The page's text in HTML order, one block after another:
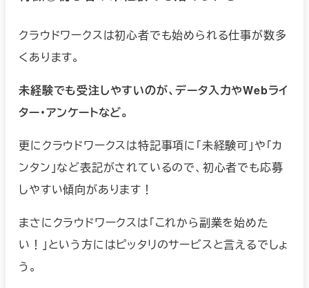
クラウドワークスは初心者でも始められる仕事が数多
くあります。
未経験でも受注しやすいのが、データ入力やWebライ
ター・アンケートなど。
更にクラウドワークスは特記事項に「未経験可」や「カ
ンタン」など表記がされているので、初心者でも応募
しやすい傾向があります！
まさにクラウドワークスは「これから副業を始めた
い！」という方にはピッタリのサービスと言えるでしょ
う。